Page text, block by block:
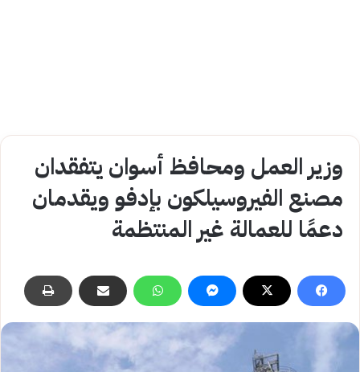
وزير العمل ومحافظ أسوان يتفقدان
مصنع الفيروسيلكون بإدفو ويقدمان
دعمًا للعمالة غير المنتظمة